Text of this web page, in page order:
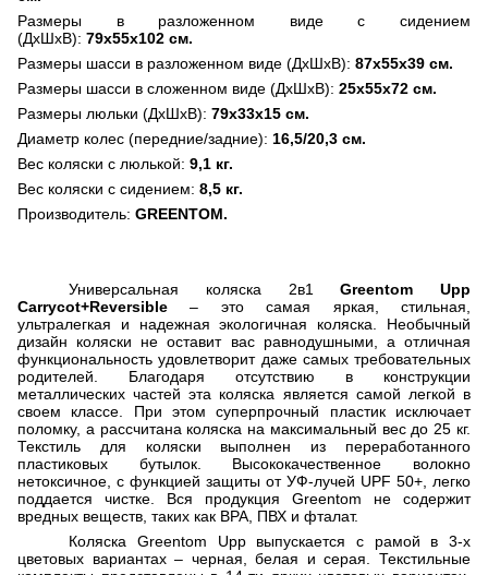
Размеры в разложенном виде с сидением
(ДхШхВ): 79х55х102 см.
Размеры шасси в разложенном виде (ДхШхВ): 87х55х39 см.
Размеры шасси в сложенном виде (ДхШхВ): 25х55х72 см.
Размеры люльки (ДхШхВ): 79х33х15 см.
Диаметр колес (передние/задние): 16,5/20,3 см.
Вес коляски с люлькой: 9,1 кг.
Вес коляски с сидением: 8,5 кг.
Производитель: GREENTOM.
Универсальная коляска 2в1Greentom Upp
Carrycot+Reversible– это самая яркая, стильная,
ультралегкая и надежная экологичная коляска. Необычный
дизайн коляски не оставит вас равнодушными, а отличная
функциональность удовлетворит даже самых требовательных
родителей. Благодаря отсутствию в конструкции
металлических частей эта коляска является самой легкой в
своем классе. При этом суперпрочный пластик исключает
поломку, а рассчитана коляска на максимальный вес до 25 кг.
Текстиль для коляски выполнен из переработанного
пластиковых бутылок. Высококачественное волокно
нетоксичное, с функцией защиты от УФ-лучей UPF 50+, легко
поддается чистке. Вся продукция Greentom
не содержит
вредных веществ, таких как BPA ПВХ и фталат.
Коляска Greentom Upp выпускается с рамой в 3-х
цветовых вариантах– черная, белая и серая. Текстильные